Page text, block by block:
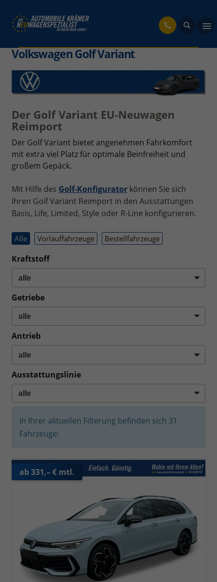
Volkswagen Golf Variant
Der Golf Variant EU-Neuwagen
Reimport
Der Golf Variant bietet angenehmen Fahrkomfort
mit extra viel Platz für optimale Beinfreiheit und
großem Gepäck.
Mit Hilfe des Golf-Konfigurator können Sie sich
Ihren Golf Variant Reimport in den Ausstattungen
Basis, Life, Limited, Style oder R-Line konfigurieren.
Alle Vorlauffahrzeuge Bestellfahrzeuge
Kraftstoff
Getriebe
Antrieb
Ausstattungslinie
In Ihrer aktuellen Filterung befinden sich 31
Fahrzeuge:
ab 331,– € mtl.